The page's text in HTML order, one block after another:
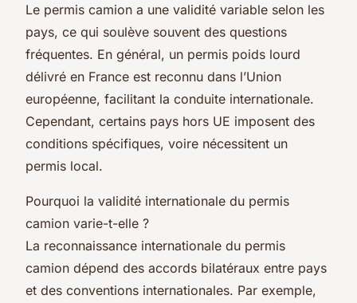
Le permis camion a une validité variable selon les
pays, ce qui soulève souvent des questions
fréquentes. En général, un permis poids lourd
délivré en France est reconnu dans l’Union
européenne, facilitant la conduite internationale.
Cependant, certains pays hors UE imposent des
conditions spécifiques, voire nécessitent un
permis local.
Pourquoi la validité internationale du permis
camion varie-t-elle ?
La reconnaissance internationale du permis
camion dépend des accords bilatéraux entre pays
et des conventions internationales. Par exemple,